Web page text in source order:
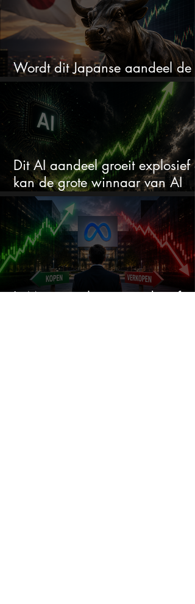
Wordt dit Japanse aandeel de
comeback kid van 2026?
Dit AI aandeel groeit explosief
kan de grote winnaar van AI
worden
Is Meta nog koopwaardig of